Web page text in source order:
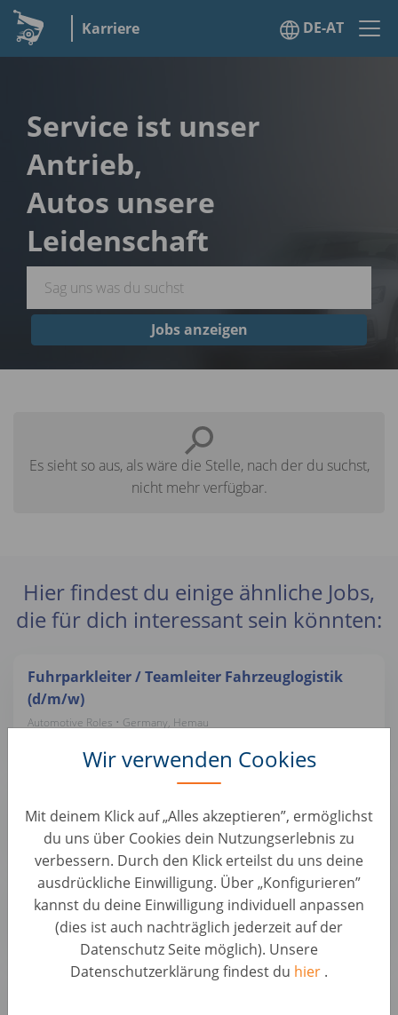
Karriere DE-AT
Wir verwenden Cookies
Mit deinem Klick auf „Alles akzeptieren”, ermöglichst
du uns über Cookies dein Nutzungserlebnis zu
verbessern. Durch den Klick erteilst du uns deine
ausdrückliche Einwilligung. Über „Konfigurieren”
kannst du deine Einwilligung individuell anpassen
(dies ist auch nachträglich jederzeit auf der
Datenschutz Seite möglich). Unsere
Datenschutzerklärung findest du hier .
Service ist unser
Antrieb,
Autos unsere
Leidenschaft
Jobs anzeigen
Es sieht so aus, als wäre die Stelle, nach der du suchst,
nicht mehr verfügbar.
Hier findest du einige ähnliche Jobs,
die für dich interessant sein könnten:
Fuhrparkleiter / Teamleiter Fahrzeuglogistik
(d/m/w)
Automotive Roles • Germany, Hemau
Automotive Roles • Spain, Móstoles
AUTO1 Group
Mecánico/a de vehículos para Alemania
Automotive Roles • Spain, Sevilla
AUTO1 Group
Mecánico/a de vehículos para Alemania